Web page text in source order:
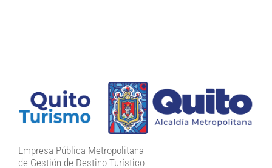
Empresa Pública Metropolitana
de Gestión de Destino Turístico